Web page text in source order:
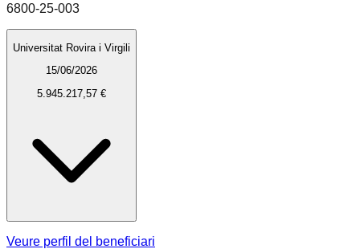
6800-25-003
Universitat Rovira i Virgili
15/06/2026
5.945.217,57 €
Veure perfil del beneficiari